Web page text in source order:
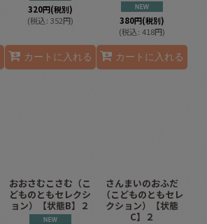
320円(税別)
(税込: 352円)
カートに入れる
380円(税別)
(税込: 418円)
カートに入れる
おおさむこさむ（こ
どものともセレクシ
ョン）【状態B】２
さんまいのおふだ
（こどものともセレ
クション）【状態
C】２